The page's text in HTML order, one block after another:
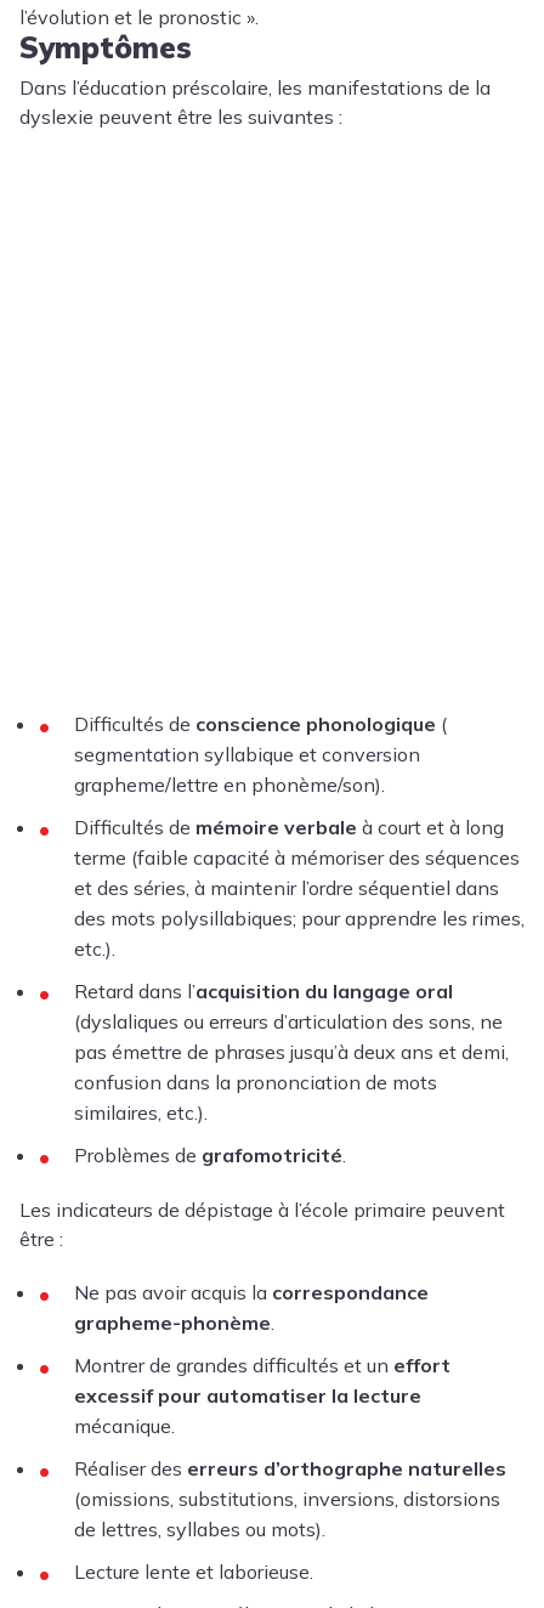
l’évolution et le pronostic ».
Symptômes
Dans l’éducation préscolaire, les manifestations de la
dyslexie peuvent être les suivantes :
Difficultés de conscience phonologique (
segmentation syllabique et conversion
grapheme/lettre en phonème/son).
Difficultés de mémoire verbale à court et à long
terme (faible capacité à mémoriser des séquences
et des séries, à maintenir l’ordre séquentiel dans
des mots polysillabiques; pour apprendre les rimes,
etc.).
Retard dans l’acquisition du langage oral
(dyslaliques ou erreurs d’articulation des sons, ne
pas émettre de phrases jusqu’à deux ans et demi,
confusion dans la prononciation de mots
similaires, etc.).
Problèmes de grafomotricité.
Les indicateurs de dépistage à l’école primaire peuvent
être :
Ne pas avoir acquis la correspondance
grapheme-phonème.
Montrer de grandes difficultés et un effort
excessif pour automatiser la lecture
mécanique.
Réaliser des erreurs d’orthographe naturelles
(omissions, substitutions, inversions, distorsions
de lettres, syllabes ou mots).
Lecture lente et laborieuse.